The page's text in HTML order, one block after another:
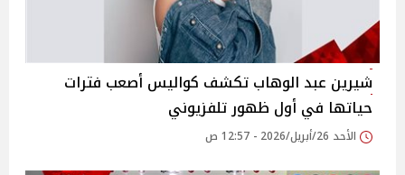
شيرين عبد الوهاب تكشف كواليس أصعب فترات
حياتها في أول ظهور تلفزيوني
الأحد 26/أبريل/2026 - 12:57 ص